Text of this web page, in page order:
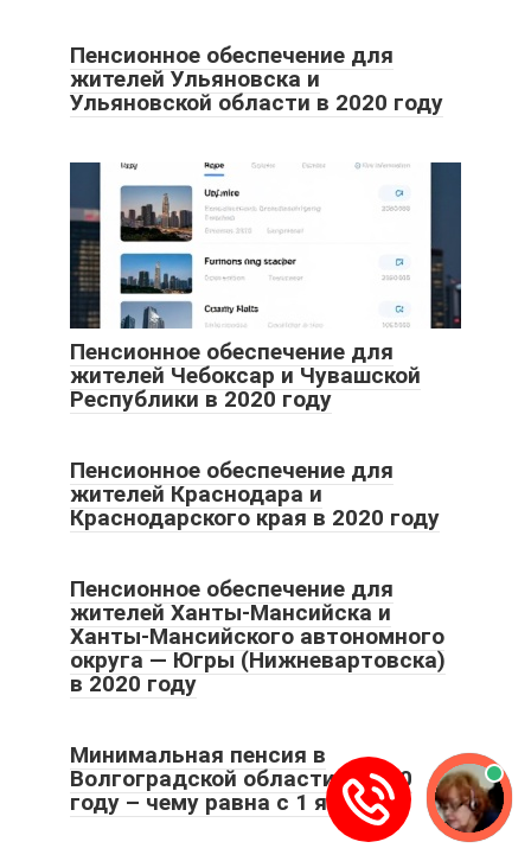
Пенсионное обеспечение для
жителей Ульяновска и
Ульяновской области в 2020 году
Пенсионное обеспечение для
жителей Чебоксар и Чувашской
Республики в 2020 году
Пенсионное обеспечение для
жителей Краснодара и
Краснодарского края в 2020 году
Пенсионное обеспечение для
жителей Ханты-Мансийска и
Ханты-Мансийского автономного
округа — Югры (Нижневартовска)
в 2020 году
Минимальная пенсия в
Волгоградской области в 2020
году – чему равна с 1 января